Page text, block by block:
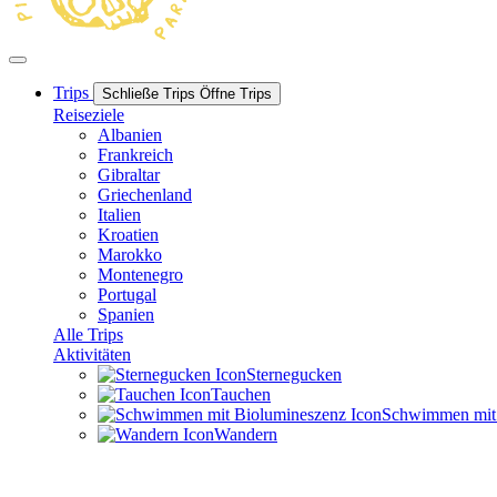
Trips Schließe Trips Öffne Trips
Reiseziele
Albanien
Frankreich
Gibraltar
Griechenland
Italien
Kroatien
Marokko
Montenegro
Portugal
Spanien
Alle Trips
Aktivitäten
Sternegucken
Tauchen
Schwimmen
Wandern